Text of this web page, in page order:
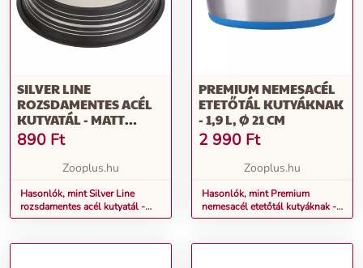
SILVER LINE
ROZSDAMENTES ACÉL
KUTYATÁL - MATT
FEKETE - 200 ML, Ø 15
CM
890 Ft
Zooplus.hu
Hasonlók, mint Silver Line
rozsdamentes acél kutyatál -
matt fekete - 200 ml, Ø 15 cm
PREMIUM NEMESACÉL
ETETŐTÁL KUTYÁKNAK
- 1,9 L, Ø 21 CM
2 990 Ft
Zooplus.hu
Hasonlók, mint Premium
nemesacél etetőtál kutyáknak -
1,9 l, Ø 21 cm